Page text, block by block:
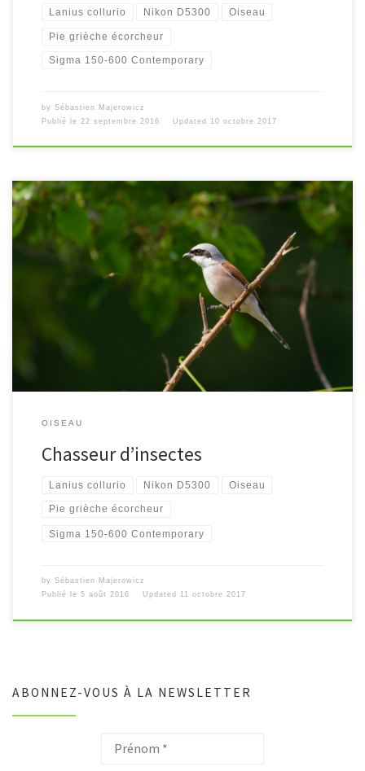
Lanius collurio Nikon D5300 Oiseau
Pie grièche écorcheur
Sigma 150-600 Contemporary
by Sébastien Majerowicz
Publié le 22 septembre 2016 Updated 10 octobre 2017
OISEAU
Chasseur d’insectes
Lanius collurio Nikon D5300 Oiseau
Pie grièche écorcheur
Sigma 150-600 Contemporary
by Sébastien Majerowicz
Publié le 5 août 2016 Updated 11 octobre 2017
ABONNEZ-VOUS À LA NEWSLETTER